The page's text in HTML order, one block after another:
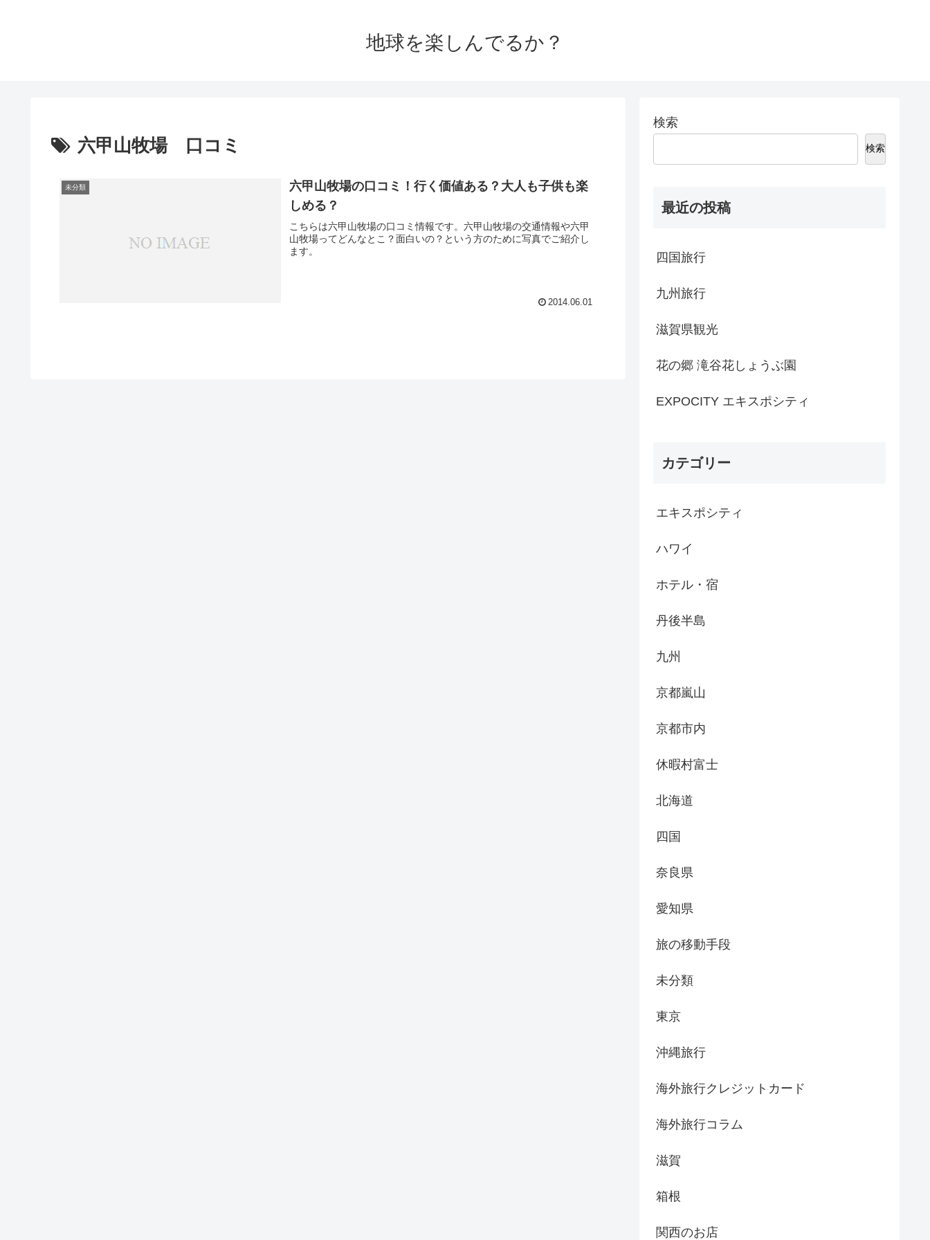
地球を楽しんでるか？
六甲山牧場 口コミ
未分類
六甲山牧場の口コミ！行く価値ある？大人も子供も楽
しめる？
こちらは六甲山牧場の口コミ情報です。六甲山牧場の交通情報や六甲
山牧場ってどんなとこ？面白いの？という方のために写真でご紹介し
ます。
2014.06.01
検索
検索
最近の投稿
四国旅行
九州旅行
滋賀県観光
花の郷 滝谷花しょうぶ園
EXPOCITY エキスポシティ
カテゴリー
エキスポシティ
ハワイ
ホテル・宿
丹後半島
九州
京都嵐山
京都市内
休暇村富士
北海道
四国
奈良県
愛知県
旅の移動手段
未分類
東京
沖縄旅行
海外旅行クレジットカード
海外旅行コラム
滋賀
箱根
関西のお店